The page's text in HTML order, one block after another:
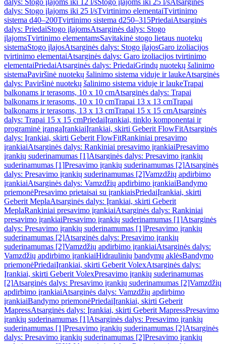
dalys: Stogo įlajoms iki 12 l/sStogo įlajoms iki 25 l/sAtsarginės
dalys: Stogo įlajoms iki 25 l/sTvirtinimo elementaiTvirtinimo
sistema d40–200Tvirtinimo sistema d250–315PriedaiAtsarginės
dalys: PriedaiStogo įlajomsAtsarginės dalys: Stogo
įlajomsTvirtinimo elementamsSavitakinė stogo lietaus nuotekų
sistemaStogo įlajosAtsarginės dalys: Stogo įlajosGaro izoliacijos
tvirtinimo elementaiAtsarginės dalys: Garo izoliacijos tvirtinimo
elementaiPriedaiAtsarginės dalys: PriedaiGrindų nuotekų šalinimo
sistemaPaviršinė nuotekų šalinimo sistema viduje ir laukeAtsarginės
dalys: Paviršinė nuotekų šalinimo sistema viduje ir laukeTrapai
balkonams ir terasoms, 10 x 10 cmAtsarginės dalys: Trapai
balkonams ir terasoms, 10 x 10 cmTrapai 13 x 13 cmTrapai
balkonams ir terasoms, 13 x 13 cmTrapai 15 x 15 cmAtsarginės
dalys: Trapai 15 x 15 cmPriedaiĮrankiai, tinklo komponentai ir
programinė įrangaĮrankiaiĮrankiai, skirti Geberit FlowFitAtsarginės
dalys: Įrankiai, skirti Geberit FlowFitRankiniai presavimo
įrankiaiAtsarginės dalys: Rankiniai presavimo įrankiaiPresavimo
įrankių suderinamumas [1]Atsarginės dalys: Presavimo įrankių
suderinamumas [1]Presavimo įrankių suderinamumas [2]Atsarginės
dalys: Presavimo įrankių suderinamumas [2]Vamzdžių apdirbimo
įrankiaiAtsarginės dalys: Vamzdžių apdirbimo įrankiaiBandymo
priemonėPresavimo prietaisai su įrankiaisPriedaiĮrankiai, skirti
Geberit MeplaAtsarginės dalys: Įrankiai, skirti Geberit
MeplaRankiniai presavimo įrankiaiAtsarginės dalys: Rankiniai
presavimo įrankiaiPresavimo įrankių suderinamumas [1]Atsarginės
dalys: Presavimo įrankių suderinamumas [1]Presavimo įrankių
suderinamumas [2]Atsarginės dalys: Presavimo įrankių
suderinamumas [2]Vamzdžių apdirbimo įrankiaiAtsarginės dalys:
Vamzdžių apdirbimo įrankiaiHidraulinių bandymų aklėsBandymo
priemonėPriedaiĮrankiai, skirti Geberit VolexAtsarginės dalys:
Įrankiai, skirti Geberit VolexPresavimo įrankių suderinamumas
[2]Atsarginės dalys: Presavimo įrankių suderinamumas [2]Vamzdžių
apdirbimo įrankiaiAtsarginės dalys: Vamzdžių apdirbimo
įrankiaiBandymo priemonėPriedaiĮrankiai, skirti Geberit
MapressAtsarginės dalys: Įrankiai, skirti Geberit MapressPresavimo
įrankių suderinamumas [1]Atsarginės dalys: Presavimo įrankių
suderinamumas [1]Presavimo įrankių suderinamumas [2]Atsarginės
dalys: Presavimo įrankių suderinamumas [2]Presavimo įrankių